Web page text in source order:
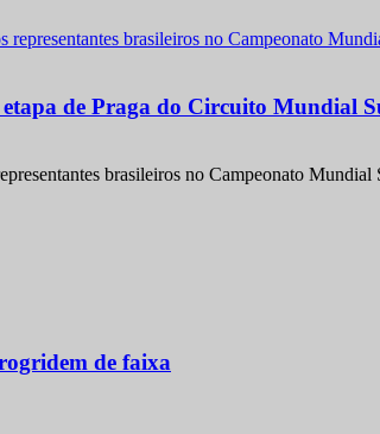
de Praga do Circuito Mundial
brasileiros no Campeonato
de faixa